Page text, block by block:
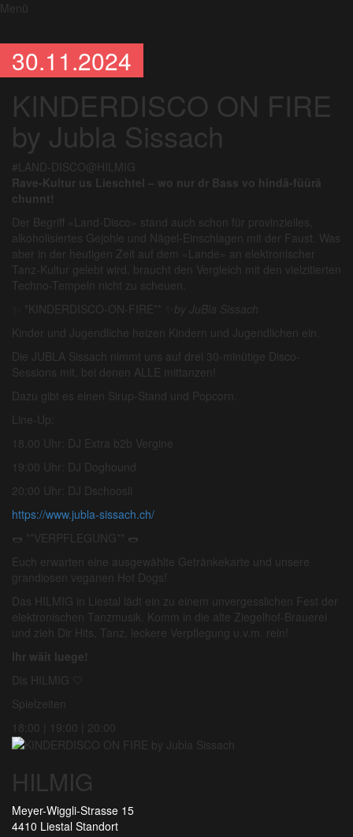
Menü
30.11.2024
KINDERDISCO ON FIRE
by Jubla Sissach
#LAND-DISCO@HILMIG
Rave-Kultur us Lieschtel – wo nur dr Bass vo hindä-füürä
chunnt!
Der Begriff
Land-Disco
stand auch schon für provinzielles,
alkoholisiertes Gejohle und Nägel-Einschlagen mit der Faust. Was
aber in der heutigen Zeit auf dem «Lande» an elektronischer
Tanz-Kultur gelebt wird, braucht den Vergleich mit den vielzitierten
Techno-Tempeln nicht zu scheuen.
✨ *KINDERDISCO-ON-FIRE** ✨ by JuBla Sissach
Kinder und Jugendliche heizen Kindern und Jugendlichen ein.
Die JUBLA Sissach nimmt uns auf drei 30-minütige Disco-
Sessions mit, bei denen ALLE mittanzen!
Dazu gibt es einen Sirup-Stand und Popcorn.
Line-Up:
18.00 Uhr: DJ Extra b2b Vergine
19:00 Uhr: DJ Doghound
20:00 Uhr: DJ Dschoosli
https://www.jubla-sissach.ch/
🌭 **VERPFLEGUNG** 🌭
Euch erwarten eine ausgewählte Getränkekarte und unsere
grandiosen veganen Hot Dogs!
Das HILMIG in Liestal lädt ein zu einem unvergesslichen Fest der
elektronischen Tanzmusik. Komm in die alte Ziegelhof-Brauerei
und zieh Dir Hits, Tanz, leckere Verpflegung u.v.m. rein!
Ihr wäit luege!
Dis HILMIG 🤍
Spielzeiten
18:00 | 19:00 | 20:00
HILMIG
Meyer-Wiggli-Strasse 15
4410 Liestal Standort